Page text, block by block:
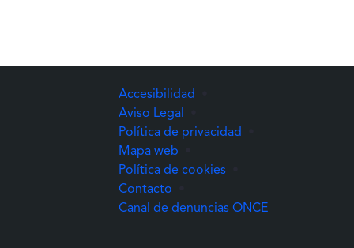
Accesibilidad
Aviso Legal
Política de privacidad
Mapa web
Política de cookies
Contacto
Canal de denuncias ONCE(Abre una